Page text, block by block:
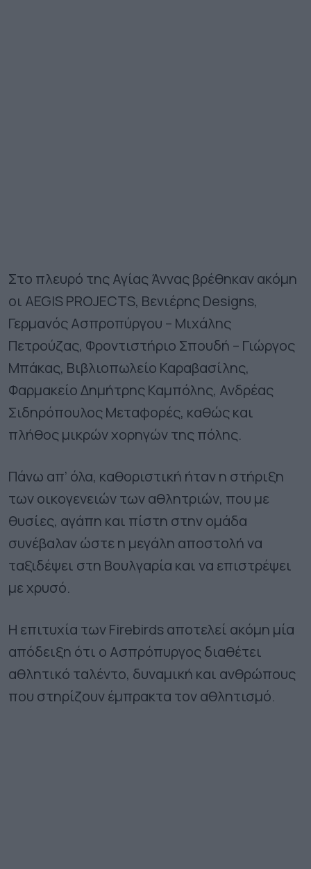
Στο πλευρό της Αγίας Άννας βρέθηκαν ακόμη
οι AEGIS PROJECTS, Βενιέρης Designs,
Γερμανός Ασπροπύργου – Μιχάλης
Πετρούζας, Φροντιστήριο Σπουδή – Γιώργος
Μπάκας, Βιβλιοπωλείο Καραβασίλης,
Φαρμακείο Δημήτρης Καμπόλης, Ανδρέας
Σιδηρόπουλος Μεταφορές, καθώς και
πλήθος μικρών χορηγών της πόλης.
Πάνω απ’ όλα, καθοριστική ήταν η στήριξη
των οικογενειών των αθλητριών, που με
θυσίες, αγάπη και πίστη στην ομάδα
συνέβαλαν ώστε η μεγάλη αποστολή να
ταξιδέψει στη Βουλγαρία και να επιστρέψει
με χρυσό.
Η επιτυχία των Firebirds αποτελεί ακόμη μία
απόδειξη ότι ο Ασπρόπυργος διαθέτει
αθλητικό ταλέντο, δυναμική και ανθρώπους
που στηρίζουν έμπρακτα τον αθλητισμό.